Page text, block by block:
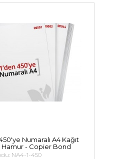
Numaralı A4 Kağıt
Hamur - Copier Bond
NA4-1-450